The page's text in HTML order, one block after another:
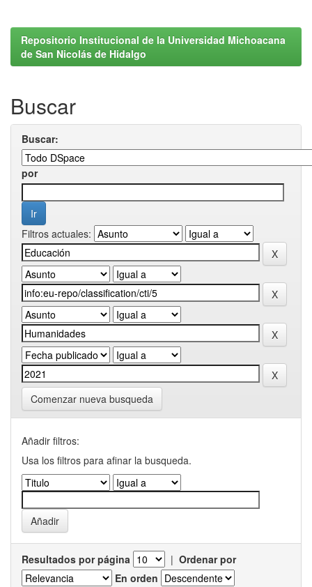
Repositorio Institucional de la Universidad Michoacana
de San Nicolás de Hidalgo
Buscar
Buscar:
por
Filtros actuales:
Comenzar nueva busqueda
Añadir filtros:
Usa los filtros para afinar la busqueda.
Resultados por página | Ordenar por
En orden